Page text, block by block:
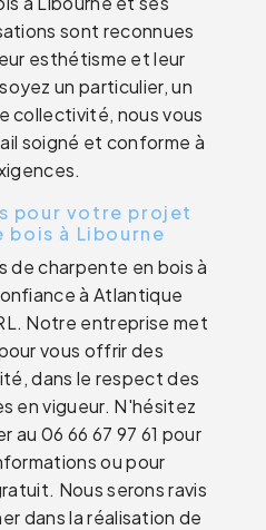
sont reconnues
esthétisme et leur
un particulier, un
collectivité, nous vous
soigné et conforme à
pour votre projet
bois à Libourne
de charpente en bois à
à Atlantique
Notre entreprise met
vous offrir des
dans le respect des
en vigueur. N'hésitez
au 06 66 67 97 61 pour
ou pour
Nous serons ravis
dans la réalisation de